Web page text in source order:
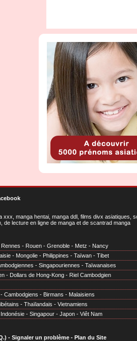
xxx, manga hentai, manga ddl, films divx asiatiques,
lecture en ligne de manga et de scantrad manga
Rennes - Rouen - Grenoble - Metz - Nancy
- Mongolie - Philippines - Taïwan - Tibet
- Singapouriennes - Taïwanaises
- Dollars de Hong-Kong - Riel Cambodgien
- Cambodgiens - Birmans - Malaisiens
- Thaïlandais - Vietnamiens
Indonésie - Singapour - Japon - Viêt Nam
- Signaler un problème- Plan du Site